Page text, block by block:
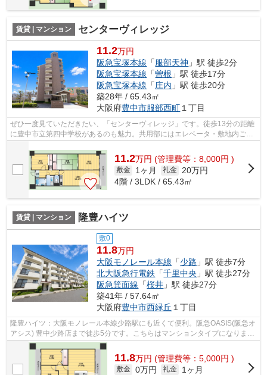
賃貸 | マンション センターヴィレッジ
11.2万円
阪急宝塚本線 「服部天神 」駅 徒歩2分
阪急宝塚本線 「曽根 」駅 徒歩17分
阪急宝塚本線 「庄内 」駅 徒歩20分
築28年 / 65.43㎡
大阪府豊中市服部西町１丁目
ぜひ一度見ていただきたい、「センターヴィレッジ」です。徒歩13分の距離
に豊中市立第四中学校があるのも魅力。共用部にはエレベータ・敷地内ごみ
11.2万円 (管理費等：8,000円 )
敷金 1ヶ月 礼金
20万円
4階 / 3LDK / 65.43㎡
賃貸 | マンション 隆豊ハイツ
敷0
11.8万円
大阪モノレール本線 「少路 」駅 徒歩7分
北大阪急行電鉄 「千里中央 」駅 徒歩27分
阪急箕面線 「桜井 」駅 徒歩27分
築41年 / 57.64㎡
大阪府豊中市西緑丘 １丁目
隆豊ハイツ：大阪モノレール本線少路駅にも近くて便利。阪急OASIS(阪急オ
アシス) 豊中少路店まで徒歩5分です。こちらはマンションタイプになりま
す。シンプルながらも風の通り道がしっ...
11.8万円 (管理費等：5,000円 )
敷金 0万円 礼金
1ヶ月